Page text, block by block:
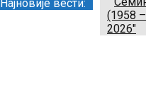
Најновије вести:
(1958
2026"